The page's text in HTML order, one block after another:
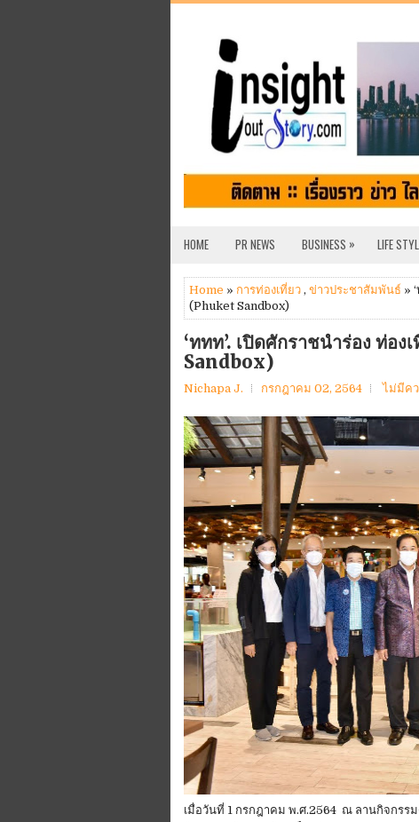
HOME PR NEWS BUSINESS » LIFE
Home » การท่องเที่ยว , ข่าวประชาสัมพันธ์ »
(Phuket Sandbox)
‘ททท’. เปิดศักราชนำร่อง ท่อ
Sandbox)
Nichapa J. กรกฎาคม 02, 2564 ไม่มีค
เมื่อวันที่ 1 กรกฎาคม พ.ศ.2564 ณ ลานกิจกรร